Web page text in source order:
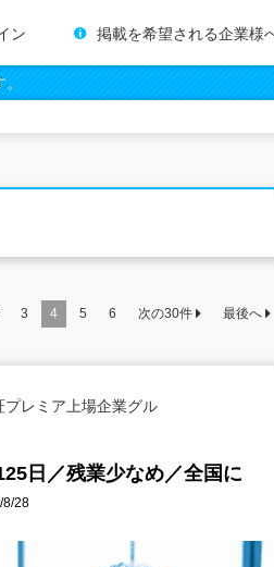
ン 掲載を希望される企業様
3 4 5 6 次の30件 最後へ
レミア上場企業グル
日／残業少なめ／全国に
8/28